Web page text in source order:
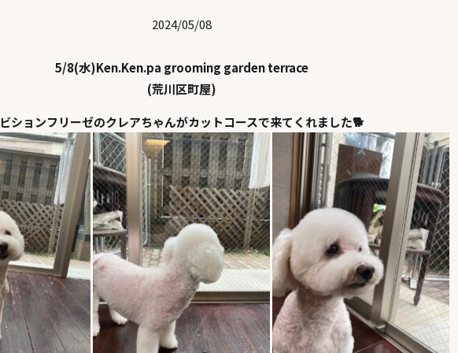
2024/05/08
5/8(水)Ken.Ken.pa grooming garden terrace
(荒川区町屋)
ビションフリーゼのクレアちゃんがカットコースで来てくれました🐕